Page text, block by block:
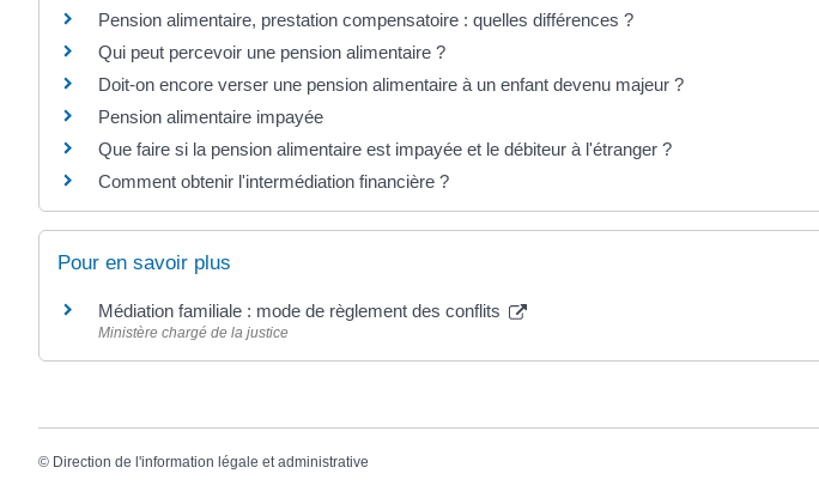
Pension alimentaire, prestation compensatoire : quelles différences ?
Qui peut percevoir une pension alimentaire ?
Doit-on encore verser une pension alimentaire à un enfant devenu majeur ?
Pension alimentaire impayée
Que faire si la pension alimentaire est impayée et le débiteur à l'étranger ?
Comment obtenir l'intermédiation financière ?
Pour en savoir plus
Médiation familiale : mode de règlement des conflits
Ministère chargé de la justice
© Direction de l'information légale et administrative